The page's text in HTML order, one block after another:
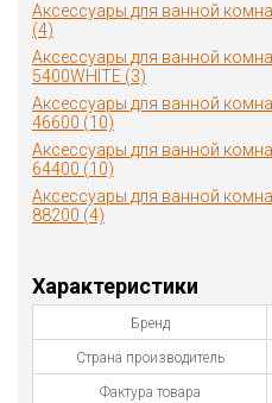
Аксессуары для ванной
(4)
Аксессуары для ванной
5400WHITE (3)
Аксессуары для ванной
46600 (10)
Аксессуары для ванной
64400 (10)
Аксессуары для ванной
88200 (4)
Характеристики
Бренд
Страна производитель
Фактура товара